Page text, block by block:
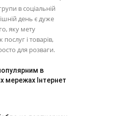
в соціальній
день є дуже
яку мету
послуг і товарів,
для розваги.
в
мережах Інтернет